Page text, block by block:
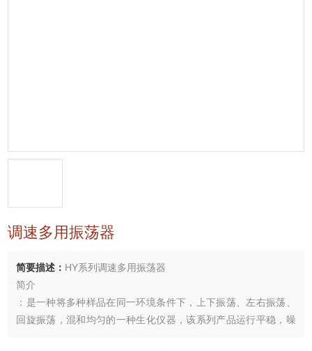
调速多用振荡器
简要描述： HY系列调速多用振荡器
简介
：是一种将多种样品在同一环境条件下，上下振荡、左右振荡、
回旋振荡，混和均匀的一种生化仪器，该系列产品运行平稳，噪